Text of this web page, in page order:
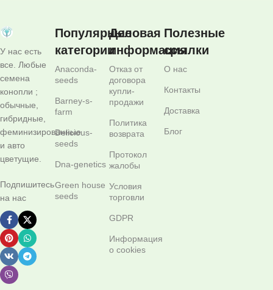
У нас есть
все. Любые
семена
конопли ;
обычные,
гибридные,
феминизированные
и авто
цветущие.
Подпишитесь
на нас
Популярные
категории
Anaconda-
seeds
Barney-s-
farm
Delicious-
seeds
Dna-genetics
Green house
seeds
Деловая
информация
Отказ от
договора
купли-
продажи
Политика
возврата
Протокол
жалобы
Условия
торговли
GDPR
Информация
о cookies
Полезные
ссылки
О нас
Контакты
Доставка
Блог